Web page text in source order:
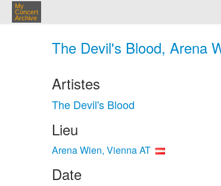
My
Concert
Archive
The Devil's Blood, Arena
Artistes
The Devil's Blood
Lieu
Arena Wien, Vienna AT
Date